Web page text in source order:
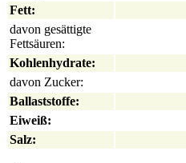
Fett:
davon gesättigte
Fettsäuren:
Kohlenhydrate:
davon Zucker:
Ballaststoffe:
Eiweiß:
Salz: